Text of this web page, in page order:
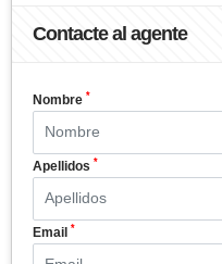
Contacte al agente
Nombre *
Apellidos *
Email *